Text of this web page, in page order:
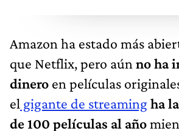
Amazon ha estado más
que Netflix, pero aún no ha
dinero en películas
el gigante de streamingha
de 100 películas al año